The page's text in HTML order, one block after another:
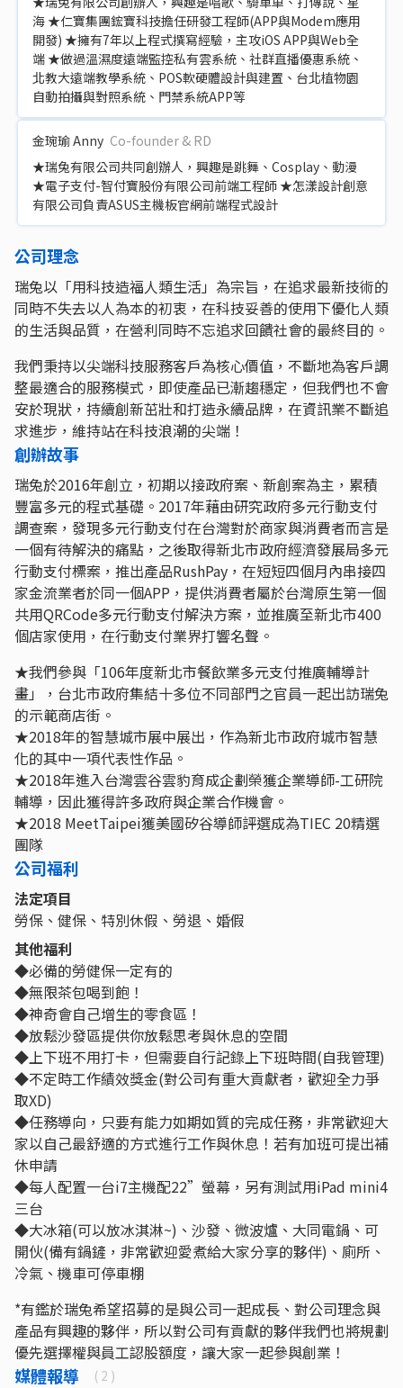
海 ★仁寶集團鋐寶科技擔任研發工程師(APP與Modem應用
開發) ★擁有7年以上程式撰寫經驗，主攻iOS APP與Web全
端 ★做過溫濕度遠端監控私有雲系統、社群直播優惠系統、
北教大遠端教學系統、POS軟硬體設計與建置、台北植物園
自動拍攝與對照系統、門禁系統APP等
金琬瑜 Anny Co-founder & RD
★瑞兔有限公司共同創辦人，興趣是跳舞、Cosplay、動漫
★電子支付-智付寶股份有限公司前端工程師 ★怎漾設計創意
有限公司負責ASUS主機板官網前端程式設計
公司理念
瑞兔以「用科技造福人類生活」為宗旨，在追求最新技術的
同時不失去以人為本的初衷，在科技妥善的使用下優化人類
的生活與品質，在營利同時不忘追求回饋社會的最終目的。
我們秉持以尖端科技服務客戶為核心價值，不斷地為客戶調
整最適合的服務模式，即使產品已漸趨穩定，但我們也不會
安於現狀，持續創新茁壯和打造永續品牌，在資訊業不斷追
求進步，維持站在科技浪潮的尖端！
創辦故事
瑞兔於2016年創立，初期以接政府案、新創案為主，累積
豐富多元的程式基礎。2017年藉由研究政府多元行動支付
調查案，發現多元行動支付在台灣對於商家與消費者而言是
一個有待解決的痛點，之後取得新北市政府經濟發展局多元
行動支付標案，推出產品RushPay，在短短四個月內串接四
家金流業者於同一個APP，提供消費者屬於台灣原生第一個
共用QRCode多元行動支付解決方案，並推廣至新北市400
個店家使用，在行動支付業界打響名聲。
★我們參與「106年度新北市餐飲業多元支付推廣輔導計
畫」，台北市政府集結十多位不同部門之官員一起出訪瑞兔
的示範商店街。
★2018年的智慧城市展中展出，作為新北市政府城市智慧
化的其中一項代表性作品。
★2018年進入台灣雲谷雲豹育成企劃榮獲企業導師-工研院
輔導，因此獲得許多政府與企業合作機會。
★2018 MeetTaipei獲美國矽谷導師評選成為TIEC 20精選
團隊
公司福利
法定項目
勞保、健保、特別休假、勞退、婚假
其他福利
◆必備的勞健保一定有的
◆無限茶包喝到飽！
◆神奇會自己增生的零食區！
◆放鬆沙發區提供你放鬆思考與休息的空間
◆上下班不用打卡，但需要自行記錄上下班時間(自我管理)
◆不定時工作績效獎金(對公司有重大貢獻者，歡迎全力爭
取XD)
◆任務導向，只要有能力如期如質的完成任務，非常歡迎大
家以自己最舒適的方式進行工作與休息！若有加班可提出補
休申請
◆每人配置一台i7主機配22”螢幕，另有測試用iPad mini4
三台
◆大冰箱(可以放冰淇淋~)、沙發、微波爐、大同電鍋、可
開伙(備有鍋鏟，非常歡迎愛煮給大家分享的夥伴)、廁所、
冷氣、機車可停車棚
*有鑑於瑞兔希望招募的是與公司一起成長、對公司理念與
產品有興趣的夥伴，所以對公司有貢獻的夥伴我們也將規劃
優先選擇權與員工認股額度，讓大家一起參與創業！
媒體報導 ( 2 )